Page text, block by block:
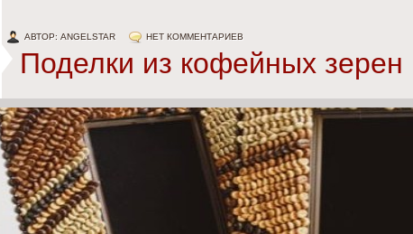
АВТОР: ANGELSTAR НЕТ КОММЕНТАРИЕВ
Поделки из кофейных зерен